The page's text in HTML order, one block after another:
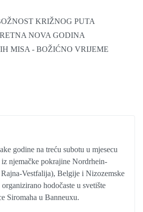
KRIŽNOG PUTA
NOVA GODINA
MISA - BOŽIĆNO VRIJEME
godine na treću subotu u mjesecu
njemačke pokrajine Nordrhein-
Vestfalija), Belgije i Nizozemske
hodočaste u svetište
Siromaha u Banneuxu.​